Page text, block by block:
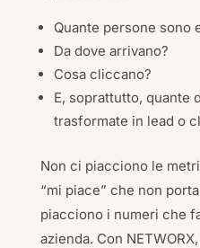
Quante persone sono
Da dove arrivano?
Cosa cliccano?
E, soprattutto, quante
trasformate in lead o
Non ci piacciono le
“mi piace” che non
piacciono i numeri che
azienda. Con